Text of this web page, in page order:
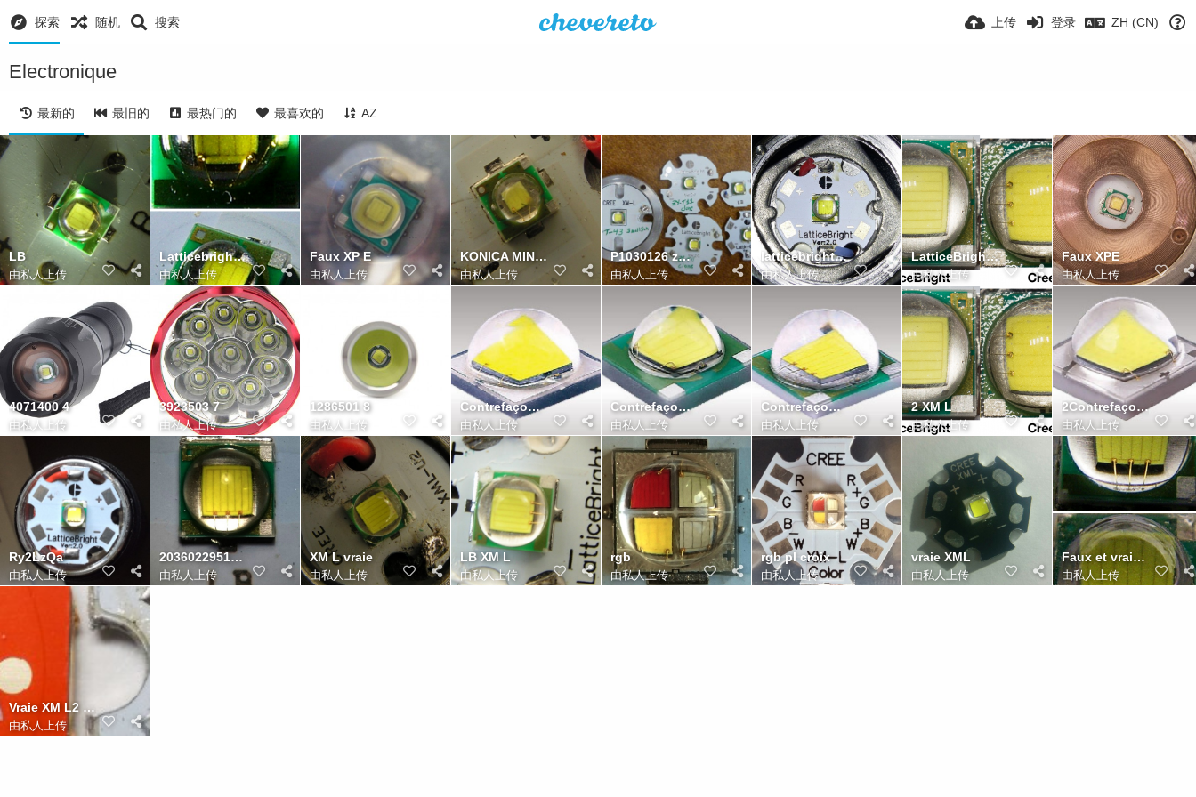
探索 随机 搜索 上传 登录 ZH (CN)
Electronique
最新的 最旧的 最热门的 最喜欢的 AZ
LB
由私人上传
Latticebright XP E clone
由私人上传
Faux XP E
由私人上传
KONICA MINOLTA DIGITAL CAMERA
由私人上传
P1030126 zps22oqbtnm
由私人上传
latticebright led
由私人上传
LatticeBright vs XML
由私人上传
Faux XPE
由私人上传
4071400 4
由私人上传
3923503 7
由私人上传
1286501 8
由私人上传
Contrefaçon XM L2
由私人上传
Contrefaçon XP G2
由私人上传
Contrefaçon XM L
由私人上传
2 XM L
由私人上传
2Contrefaçon XP G2
由私人上传
Ry2LzQa
由私人上传
20360229519 bb0e4eb5ae o
由私人上传
XM L vraie
由私人上传
LB XM L
由私人上传
rgb
由私人上传
rgb pl croix
由私人上传
vraie XML
由私人上传
Faux et vraie XM L
由私人上传
Vraie XM L2 U3 2A
由私人上传